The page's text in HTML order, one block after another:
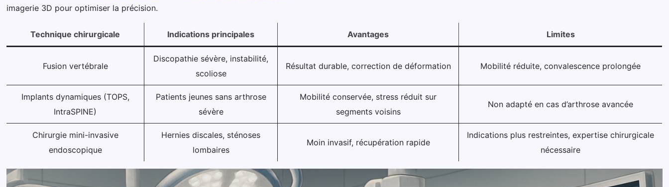
imagerie 3D pour optimiser la précision.
Technique chirurgicale Indications principales Avantages Limites
Fusion vertébrale
Discopathie sévère, instabilité,
scoliose
Résultat durable, correction de déformation Mobilité réduite, convalescence prolongée
Implants dynamiques (TOPS,
IntraSPINE)
Patients jeunes sans arthrose
sévère
Mobilité conservée, stress réduit sur
segments voisins
Non adapté en cas d’arthrose avancée
Chirurgie mini-invasive
endoscopique
Hernies discales, sténoses
lombaires
Moin invasif, récupération rapide
Indications plus restreintes, expertise chirurgicale
nécessaire